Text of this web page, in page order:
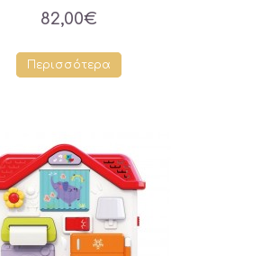
82,00€
Περισσότερα